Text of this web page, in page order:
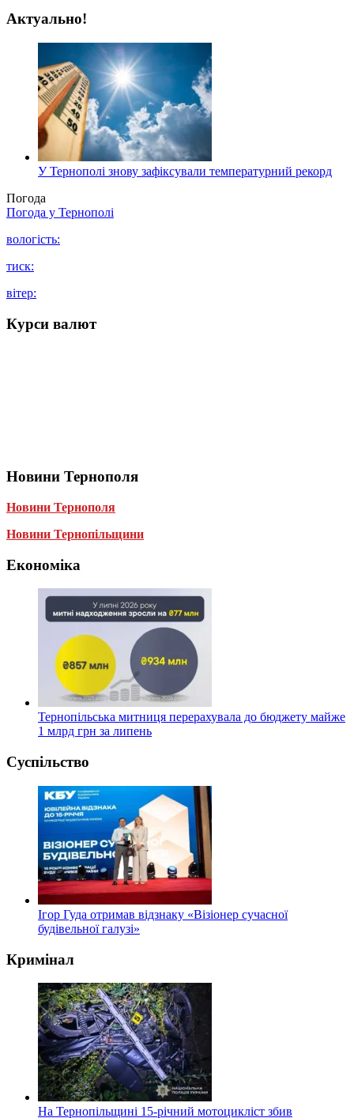
Актуально!
У Тернополі знову зафіксували температурний рекорд
Погода
Погода у Тернополі
вологість:
тиск:
вітер:
Курси валют
Новини Тернополя
Новини Тернополя
Новини Тернопільщини
Економіка
Тернопільська митниця перерахувала до бюджету майже
1 млрд грн за липень
Суспільство
Ігор Гуда отримав відзнаку «Візіонер сучасної
будівельної галузі»
Кримінал
На Тернопільщині 15-річний мотоцикліст збив